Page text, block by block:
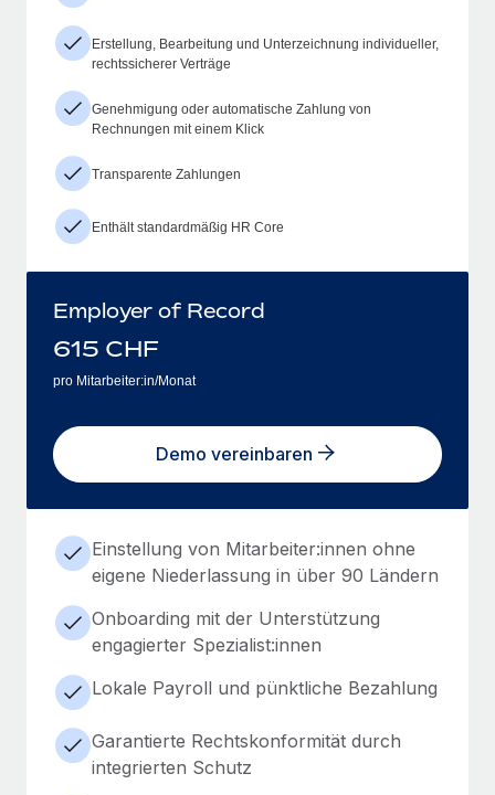
Erstellung, Bearbeitung und Unterzeichnung individueller,
rechtssicherer Verträge
Genehmigung oder automatische Zahlung von
Rechnungen mit einem Klick
Transparente Zahlungen
Enthält standardmäßig HR Core
Employer of Record
615 CHF
pro Mitarbeiter:in/Monat
Demo vereinbaren
Einstellung von Mitarbeiter:innen ohne
eigene Niederlassung in über 90 Ländern
Onboarding mit der Unterstützung
engagierter Spezialist:innen
Lokale Payroll und pünktliche Bezahlung
Garantierte Rechtskonformität durch
integrierten Schutz